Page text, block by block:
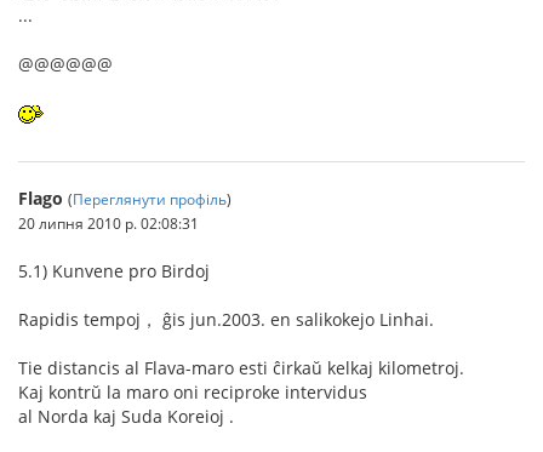
...
@@@@@@
Flago (Переглянути профіль)
20 липня 2010 р. 02:08:31
5.1) Kunvene pro Birdoj
Rapidis tempoj， ĝis jun.2003. en salikokejo Linhai.
Tie distancis al Flava-maro esti ĉirkaŭ kelkaj kilometroj.
Kaj kontrŭ la maro oni reciproke intervidus
al Norda kaj Suda Koreioj .